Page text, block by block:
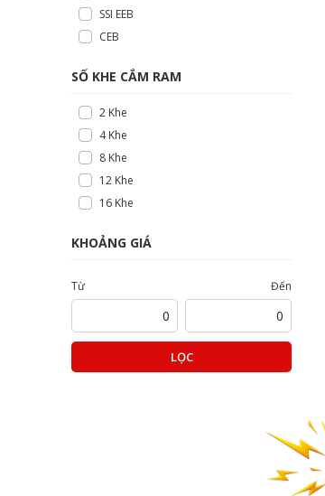
SSI EEB
CEB
SỐ KHE CẮM RAM
2 Khe
4 Khe
8 Khe
12 Khe
16 Khe
KHOẢNG GIÁ
Từ Đến
LỌC